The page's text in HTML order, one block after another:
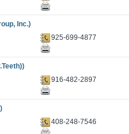
Inc.)
925-699-4877
916-482-2897
408-248-7546